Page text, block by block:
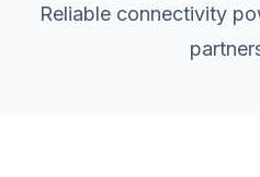
Reliable connectivity